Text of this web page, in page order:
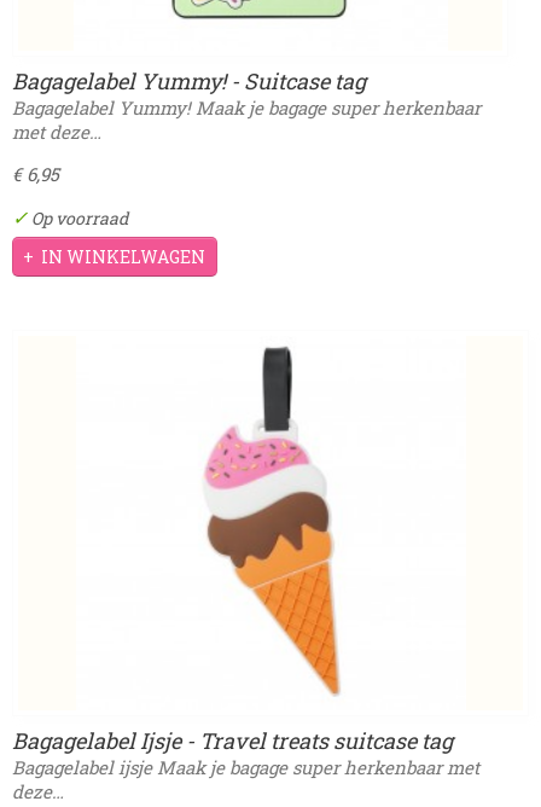
Bagagelabel Yummy! - Suitcase tag
Bagagelabel Yummy! Maak je bagage super herkenbaar
met deze…
€ 6,95
✓ Op voorraad
IN WINKELWAGEN
Bagagelabel Ijsje - Travel treats suitcase tag
Bagagelabel ijsje Maak je bagage super herkenbaar met
deze…